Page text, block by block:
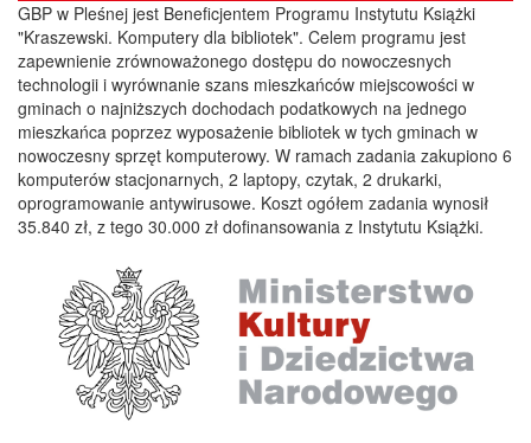
GBP w Pleśnej jest Beneficjentem Programu Instytutu Książki
"Kraszewski. Komputery dla bibliotek". Celem programu jest
zapewnienie zrównoważonego dostępu do nowoczesnych
technologii i wyrównanie szans mieszkańców miejscowości w
gminach o najniższych dochodach podatkowych na jednego
mieszkańca poprzez wyposażenie bibliotek w tych gminach w
nowoczesny sprzęt komputerowy. W ramach zadania zakupiono 6
komputerów stacjonarnych, 2 laptopy, czytak, 2 drukarki,
oprogramowanie antywirusowe. Koszt ogółem zadania wynosił
35.840 zł, z tego 30.000 zł dofinansowania z Instytutu Książki.